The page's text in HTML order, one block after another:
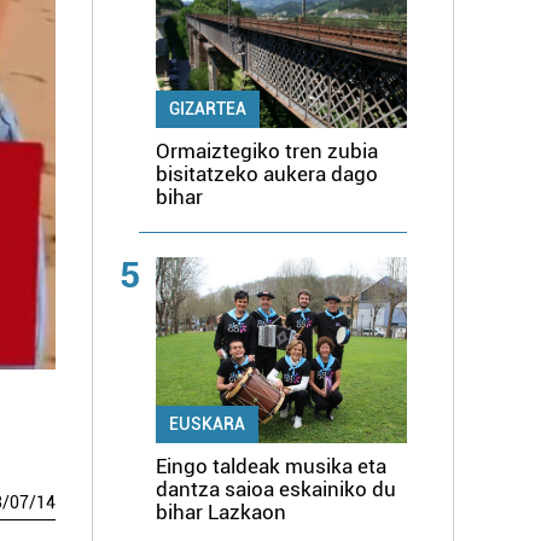
/07/14
GIZARTEA
Ormaiztegiko tren zubia
bisitatzeko aukera dago
bihar
5
EUSKARA
Eingo taldeak musika eta
dantza saioa eskainiko du
bihar Lazkaon